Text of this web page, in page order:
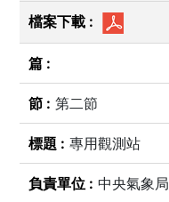
第二節
專用觀測站
中央氣象局